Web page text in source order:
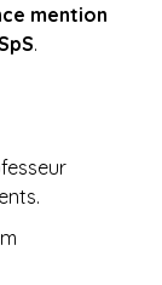
mention
.